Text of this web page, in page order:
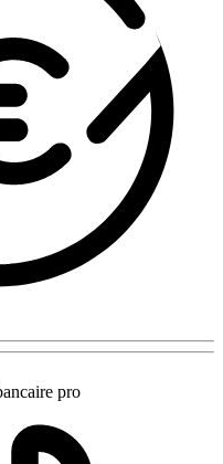
pro